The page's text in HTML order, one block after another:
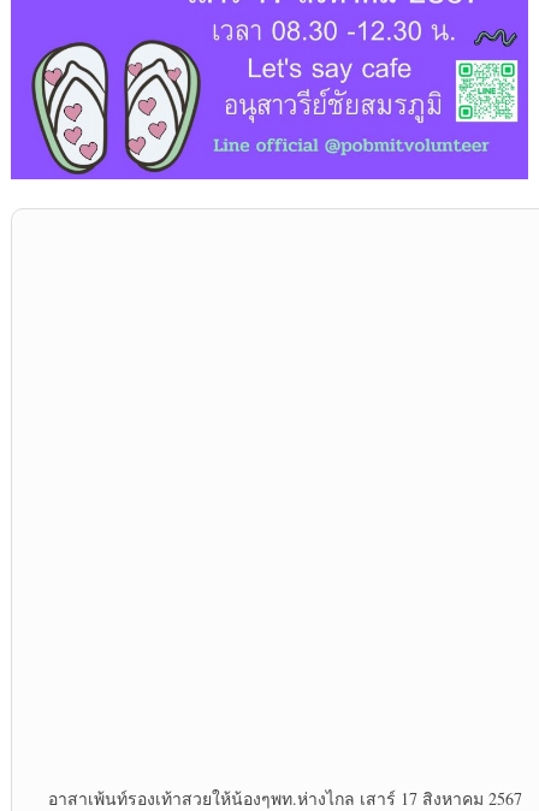
อาสาเพ้นท์รองเท้าสวยให้น้องๆพท.ห่างไกล เสาร์ 17 สิงหาคม 2567